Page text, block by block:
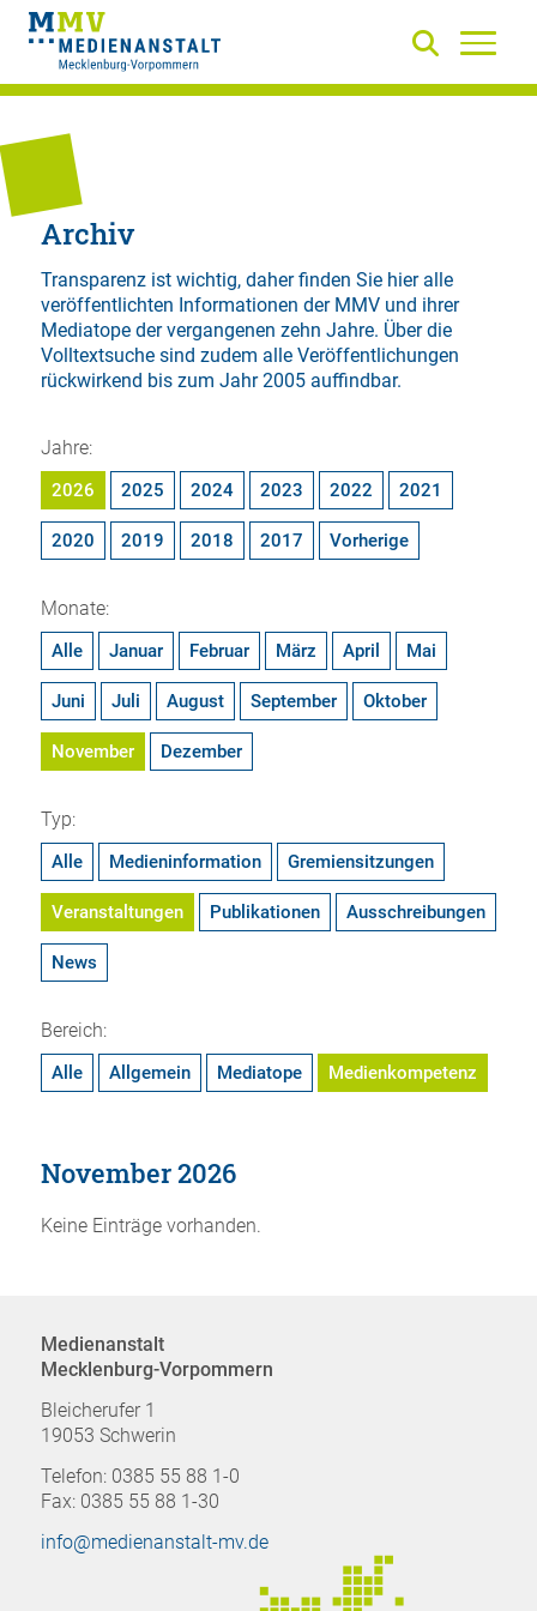
Archiv
Transparenz ist wichtig, daher finden Sie hier alle
veröffentlichten Informationen der MMV und ihrer
Mediatope der vergangenen zehn Jahre. Über die
Volltextsuchesind zudem alle Veröffentlichungen
rückwirkend bis zum Jahr 2005 auffindbar.
Jahre:
2026 2025 2024 2023 2022 2021
2020 2019 2018 2017 Vorherige
Monate:
Alle Januar Februar März April Mai
Juni Juli August September Oktober
November Dezember
Typ:
Alle Medieninformation Gremiensitzungen
Veranstaltungen Publikationen Ausschreibungen
News
Bereich:
Alle Allgemein Mediatope Medienkompetenz
November 2026
Keine Einträge vorhanden.
Medienanstalt
Mecklenburg-Vorpommern
Bleicherufer 1
19053 Schwerin
Telefon: 0385 55 88 1-0
Fax: 0385 55 88 1-30
info@medienanstalt-mv.de